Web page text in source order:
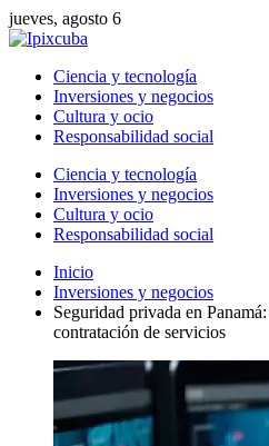
jueves, agosto 6
Ciencia y tecnología
Inversiones y negocios
Cultura y ocio
Responsabilidad social
Ciencia y tecnología
Inversiones y negocios
Cultura y ocio
Responsabilidad social
Inicio
Inversiones y negocios
Seguridad privada en
contratación de servicios